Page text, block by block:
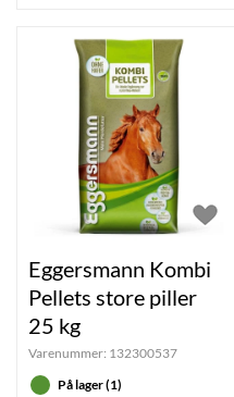
Eggersmann Kombi
Pellets store piller
25 kg
Varenummer: 132300537
På lager (1)